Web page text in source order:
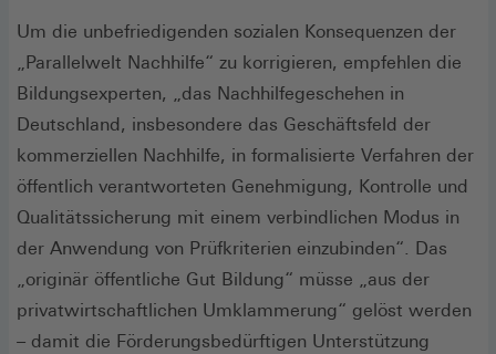
Um die unbefriedigenden sozialen Konsequenzen der
„Parallelwelt Nachhilfe“ zu korrigieren, empfehlen die
Bildungsexperten, „das Nachhilfegeschehen in
Deutschland, insbesondere das Geschäftsfeld der
kommerziellen Nachhilfe, in formalisierte Verfahren der
öffentlich verantworteten Genehmigung, Kontrolle und
Qualitätssicherung mit einem verbindlichen Modus in
der Anwendung von Prüfkriterien einzubinden“. Das
„originär öffentliche Gut Bildung“ müsse „aus der
privatwirtschaftlichen Umklammerung“ gelöst werden
– damit die Förderungsbedürftigen Unterstützung